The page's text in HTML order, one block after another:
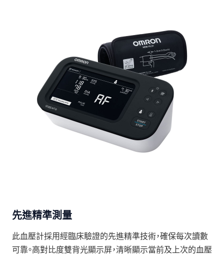
先進精準測量
此血壓計採用經臨床驗證的先進精準技術，確保每次讀數
可靠。高對比度雙背光顯示屏，清晰顯示當前及上次的血壓